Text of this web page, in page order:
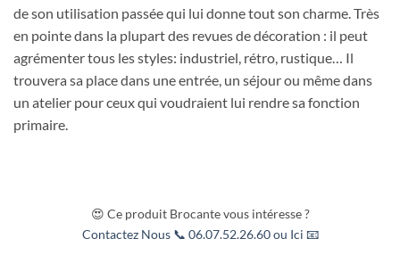
de son utilisation passée qui lui donne tout son charme. Très
en pointe dans la plupart des revues de décoration : il peut
agrémenter tous les styles: industriel, rétro, rustique… Il
trouvera sa place dans une entrée, un séjour ou même dans
un atelier pour ceux qui voudraient lui rendre sa fonction
primaire.
😍 Ce produit Brocante vous intéresse ?
Contactez Nous 📞 06.07.52.26.60 ou Ici 📧